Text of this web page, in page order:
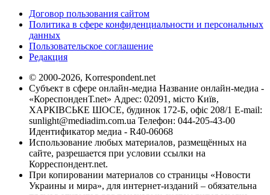
Договор пользования сайтом
Политика в сфере конфиденциальности и персональных
данных
Пользовательское соглашение
Редакция
© 2000-2026, Korrespondent.net
Субъект в сфере онлайн-медиа Название онлайн-медиа -
«КореспонденТ.net» Адрес: 02091, місто Київ,
ХАРКІВСЬКЕ ШОСЕ, будинок 172-Б, офіс 208/1 E-mail:
sunlight@mediadim.com.ua Телефон: 044-205-43-00
Идентификатор медиа - R40-06068
Использование любых материалов, размещённых на
сайте, разрешается при условии ссылки на
Корреспондент.net.
При копировании материалов со страницы «Новости
Украины и мира», для интернет-изданий – обязательна